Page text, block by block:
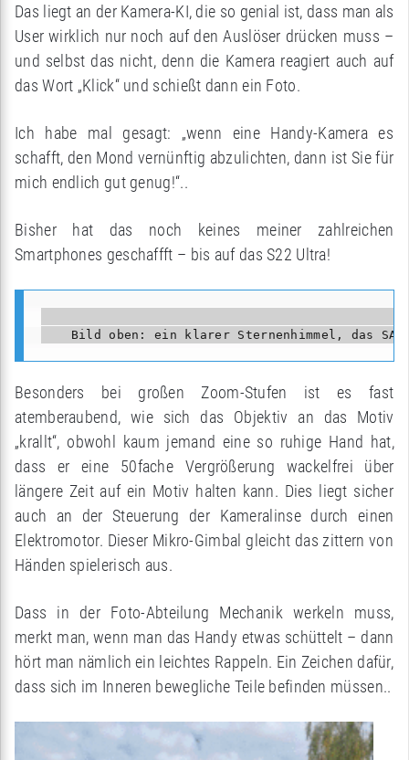
Das liegt an der Kamera-KI, die so genial ist, dass man als
User wirklich nur noch auf den Auslöser drücken muss –
und selbst das nicht, denn die Kamera reagiert auch auf
das Wort „Klick“ und schießt dann ein Foto.
Ich habe mal gesagt: „wenn eine Handy-Kamera es
schafft, den Mond vernünftig abzulichten, dann ist Sie für
mich endlich gut genug!“..
Bisher hat das noch keines meiner zahlreichen
Smartphones geschaffft – bis auf das S22 Ultra!
Besonders bei großen Zoom-Stufen ist es fast
atemberaubend, wie sich das Objektiv an das Motiv
„krallt“, obwohl kaum jemand eine so ruhige Hand hat,
dass er eine 50fache Vergrößerung wackelfrei über
längere Zeit auf ein Motiv halten kann. Dies liegt sicher
auch an der Steuerung der Kameralinse durch einen
Elektromotor. Dieser Mikro-Gimbal gleicht das zittern von
Händen spielerisch aus.
Dass in der Foto-Abteilung Mechanik werkeln muss,
merkt man, wenn man das Handy etwas schüttelt – dann
hört man nämlich ein leichtes Rappeln. Ein Zeichen dafür,
dass sich im Inneren bewegliche Teile befinden müssen..